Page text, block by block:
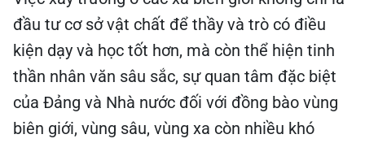
đầu tư cơ sở vật chất để thầy và trò có điều
kiện dạy và học tốt hơn, mà còn thể hiện tinh
thần nhân văn sâu sắc, sự quan tâm đặc biệt
của Đảng và Nhà nước đối với đồng bào vùng
biên giới, vùng sâu, vùng xa còn nhiều khó